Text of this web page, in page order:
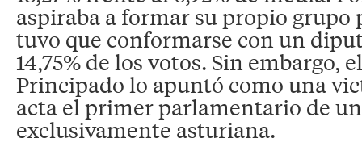
aspiraba a formar su propio
tuvo que conformarse con un
14,75% de los votos. Sin embargo,
Principado lo apuntó como una
acta el primer parlamentario de
exclusivamente asturiana.